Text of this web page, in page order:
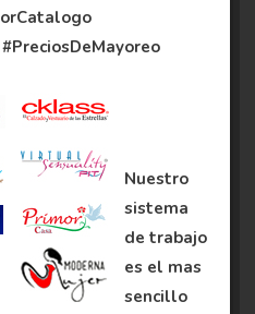
#PreciosDeMayoreo
Nuestro
sistema
de trabajo
es el mas
sencillo